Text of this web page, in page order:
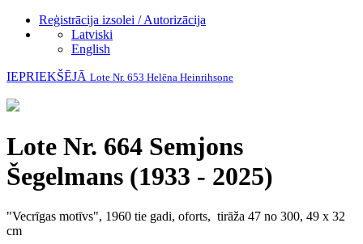
Reģistrācija izsolei / Autorizācija
Latviski
English
IEPRIEKŠĒJĀ Lote Nr. 653 Helēna Heinrihsone
Lote Nr. 664 Semjons
Šegelmans (1933 - 2025)
"Vecrīgas motīvs", 1960 tie gadi, oforts, tirāža 47 no 300, 49 x 32
cm